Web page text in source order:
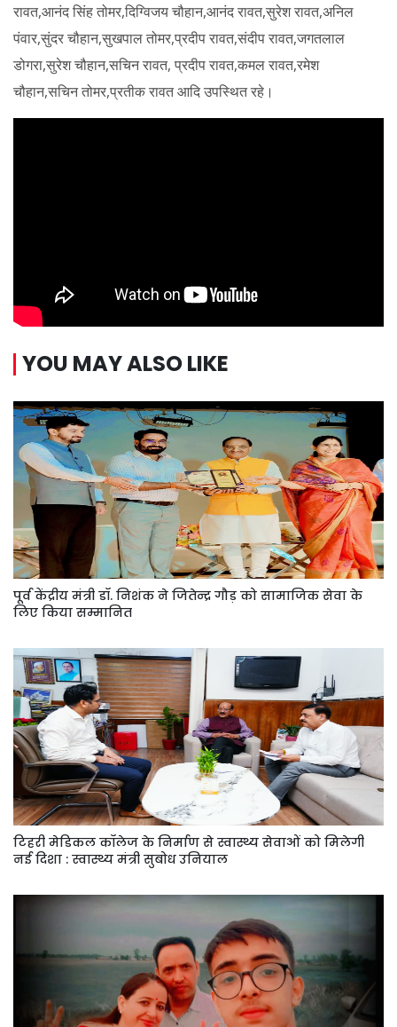
रावत,आनंद सिंह तोमर,दिग्विजय चौहान,आनंद रावत,सुरेश रावत,अनिल
पंवार,सुंदर चौहान,सुखपाल तोमर,प्रदीप रावत,संदीप रावत,जगतलाल
डोगरा,सुरेश चौहान,सचिन रावत, प्रदीप रावत,कमल रावत,रमेश
चौहान,सचिन तोमर,प्रतीक रावत आदि उपस्थित रहे।
YOU MAY ALSO LIKE
पूर्व केंद्रीय मंत्री डॉ. निशंक ने जितेन्द्र गौड़ को सामाजिक सेवा के
लिए किया सम्मानित
टिहरी मेडिकल कॉलेज के निर्माण से स्वास्थ्य सेवाओं को मिलेगी
नई दिशा : स्वास्थ्य मंत्री सुबोध उनियाल